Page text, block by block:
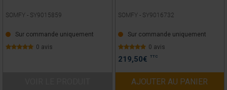
SOMFY - SY9015859
Sur commande uniquement
0 avis
SOMFY - SY9016732
Sur commande uniquement
0 avis
219,50€ TTC
AJOUTER AU PANIER